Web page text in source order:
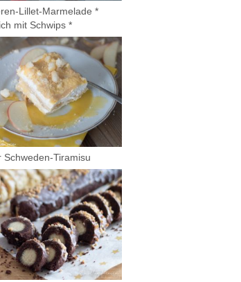
Lillet-Marmelade *
mit Schwips *
Schweden-Tiramisu